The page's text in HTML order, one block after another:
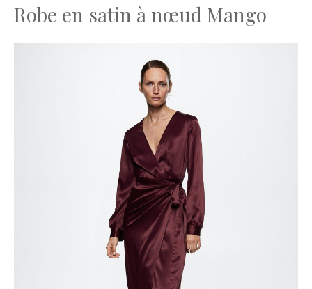
Robe en satin à nœud Mango